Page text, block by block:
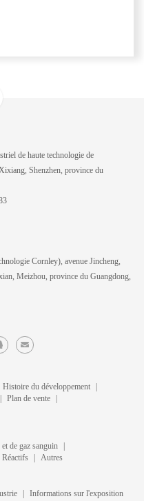
de haute technologie de
Shenzhen, province du
Cornley), avenue Jincheng,
Meizhou, province du Guangdong,
Histoire du développement
Plan de vente
de gaz sanguin
Réactifs Autres
Informations sur l'exposition